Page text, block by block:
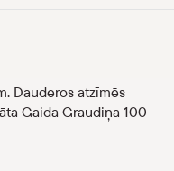
Dauderos atzīmēs
Gaida Graudiņa 100